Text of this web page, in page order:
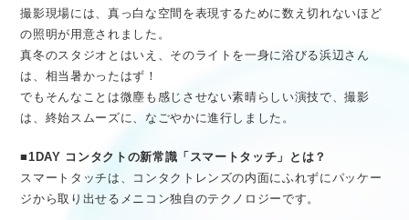
撮影現場には、真っ白な空間を表現するために数え切れないほど
の照明が用意されました。
真冬のスタジオとはいえ、そのライトを一身に浴びる浜辺さん
は、相当暑かったはず！
でもそんなことは微塵も感じさせない素晴らしい演技で、撮影
は、終始スムーズに、なごやかに進行しました。
■1DAY コンタクトの新常識「スマートタッチ」とは？
スマートタッチは、コンタクトレンズの内面にふれずにパッケー
ジから取り出せるメニコン独自のテクノロジーです。